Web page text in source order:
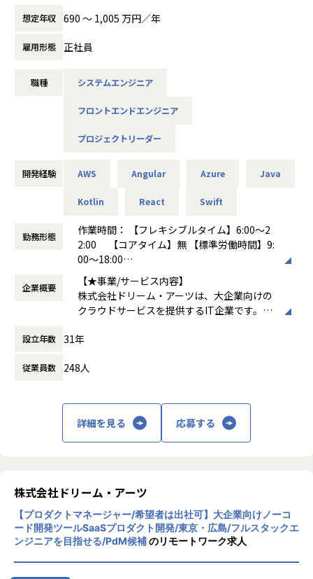
ションを重視しながら、アイデアを具現化していきたい方に
ローバル競争力を高めるという共通の目標に向かってチーム
ーとの協働を通じて、チーム全体で成長し続ける環境が整っ
【最先端の知識と経験を得られる】
最先端の素材開発現場とDXプロジェクトに同時に携わること
とができます。技術革新の最前線で、幅広い知識を得られる
機会が豊富です。
無
ます。
主な業務
・フロントエンドのアークテクチャ設計、実装
・ユーザビリティー、パフォーマンスの強化を考慮した調査
・デザイナーやサーバサイドエンジニアとの連携
ポート期間と、やりたいことをすばやく実現するための高い
弊社は「協創する喜びにあふれる人と組織と社会の発展に貢
献する」 をコーポレート・ミッションに、「情報共有」と
「対話」を重視した独創的かつ高品質なソリューションとサ
ービスを提供しています。DXを求められる大企業はIT人材不
足を大きな課題として抱えています。私たちはIT人材の不足
をビジネス系人材の活用によって補うことで、大企業の業務
たこともあり、さらなる成長を目指していく拡大フェーズに
る方を探しています。
想定年収 690 〜 1,005 万円／年
雇用形態 正社員
職種 システムエンジニア
フロントエンドエンジニア
プロジェクトリーダー
開発経験 AWS Angular Azure Java
Kotlin React Swift
勤務形態
作業時間： 【フレキシブルタイム】6:00～2
2:00 【コアタイム】無 【標準労働時間】9:
00～18:00
働き方：
フルフレックス制
時間外労働の有無： 有（月平均20時間）
休憩時間： 60分
企業概要
【★事業/サービス内容】
株式会社ドリーム・アーツは、大企業向けの
クラウドサービスを提供するIT企業です。主
「SmartDB®」、多店舗ビジネスを支援する
nsuiteX®」があります。これらのサービス
し、デジタルトランスフォーメーション（D
X）を推進します
【★社風/文化】
ットな組織構造で、意見交換が活発に行わ
れ、自由な発想が奨励されています。社員一
人ひとりがプロフェッショナルとして成長で
きる環境が整っています
【★働き方/リモートワーク】
ドリーム・アーツでは、リモートワークとオ
設立年数 31年
従業員数 248人
詳細を見る 応募する
株式会社ドリーム・アーツ
【プロダクトマネージャー/希望者は出社可】大企業向けノーコ
ード開発ツールSaaSプロダクト開発/東京・広島/フルスタックエ
ンジニアを目指せる/PdM候補のリモートワーク求人